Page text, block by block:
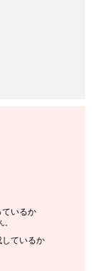
ているか
。
ているか